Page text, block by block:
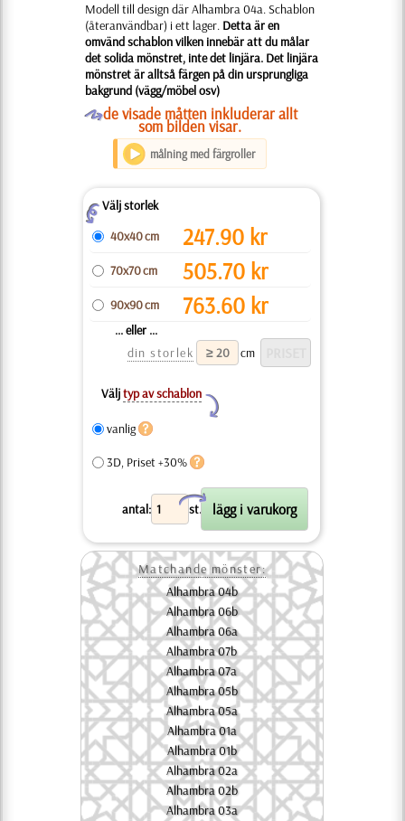
Modell till design där Alhambra 04a. Schablon
(återanvändbar) i ett lager. Detta är en
omvänd schablon vilken innebär att du målar
det solida mönstret, inte det linjära. Det linjära
mönstret är alltså färgen på din ursprungliga
bakgrund (vägg/möbel osv)
Ode visade måtten inkluderar allt
som bilden visar.
målning med färgroller
ZVälj storlek
40x40 cm
247.90 kr
70x70 cm 505.70 kr
90x90 cm 763.60 kr
... eller ...
din storlek
cm
Väljtyp av schablon
Y
vanlig
3D, Priset +30%
antal: st.
X
Matchande mönster:
Alhambra 04b
Alhambra 06b
Alhambra 06a
Alhambra 07b
Alhambra 07a
Alhambra 05b
Alhambra 05a
Alhambra 01a
Alhambra 01b
Alhambra 02a
Alhambra 02b
Alhambra 03a